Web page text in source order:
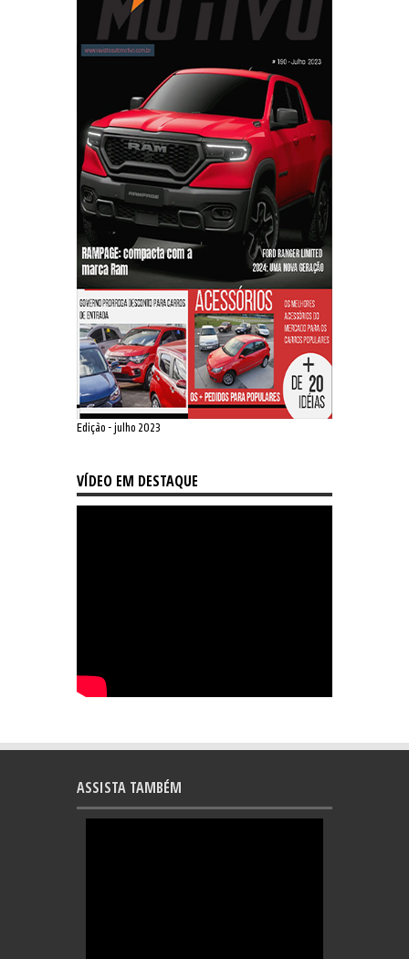
Edição - julho 2023
VÍDEO EM DESTAQUE
ASSISTA TAMBÉM